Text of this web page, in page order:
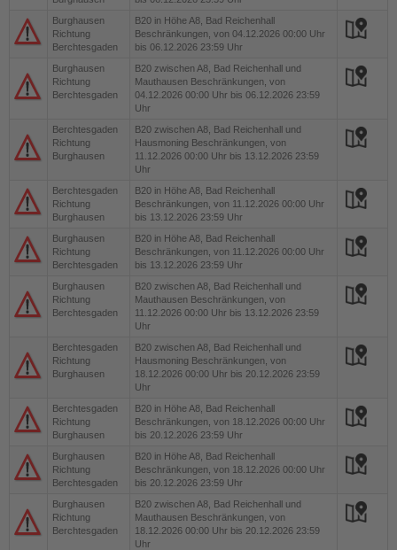
Burghausen
Richtung
Berchtesgaden
B20 in Höhe A8, Bad Reichenhall
Beschränkungen, von 04.12.2026 00:00 Uhr
bis 06.12.2026 23:59 Uhr
Burghausen
Richtung
Berchtesgaden
B20 zwischen A8, Bad Reichenhall und
Mauthausen Beschränkungen, von
04.12.2026 00:00 Uhr bis 06.12.2026 23:59
Uhr
Berchtesgaden
Richtung
Burghausen
B20 zwischen A8, Bad Reichenhall und
Hausmoning Beschränkungen, von
11.12.2026 00:00 Uhr bis 13.12.2026 23:59
Uhr
Berchtesgaden
Richtung
Burghausen
B20 in Höhe A8, Bad Reichenhall
Beschränkungen, von 11.12.2026 00:00 Uhr
bis 13.12.2026 23:59 Uhr
Burghausen
Richtung
Berchtesgaden
B20 in Höhe A8, Bad Reichenhall
Beschränkungen, von 11.12.2026 00:00 Uhr
bis 13.12.2026 23:59 Uhr
Burghausen
Richtung
Berchtesgaden
B20 zwischen A8, Bad Reichenhall und
Mauthausen Beschränkungen, von
11.12.2026 00:00 Uhr bis 13.12.2026 23:59
Uhr
Berchtesgaden
Richtung
Burghausen
B20 zwischen A8, Bad Reichenhall und
Hausmoning Beschränkungen, von
18.12.2026 00:00 Uhr bis 20.12.2026 23:59
Uhr
Berchtesgaden
Richtung
Burghausen
B20 in Höhe A8, Bad Reichenhall
Beschränkungen, von 18.12.2026 00:00 Uhr
bis 20.12.2026 23:59 Uhr
Burghausen
Richtung
Berchtesgaden
B20 in Höhe A8, Bad Reichenhall
Beschränkungen, von 18.12.2026 00:00 Uhr
bis 20.12.2026 23:59 Uhr
Burghausen
Richtung
Berchtesgaden
B20 zwischen A8, Bad Reichenhall und
Mauthausen Beschränkungen, von
18.12.2026 00:00 Uhr bis 20.12.2026 23:59
Uhr